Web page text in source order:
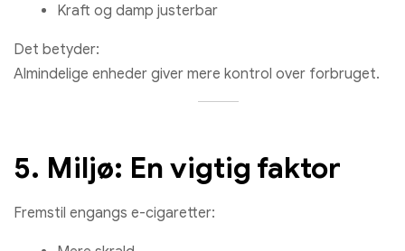
Kraft og damp justerbar
Det betyder:
Almindelige enheder giver mere kontrol over forbruget.
5. Miljø: En vigtig faktor
Fremstil engangs e-cigaretter: